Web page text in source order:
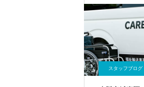
スタッフブログ